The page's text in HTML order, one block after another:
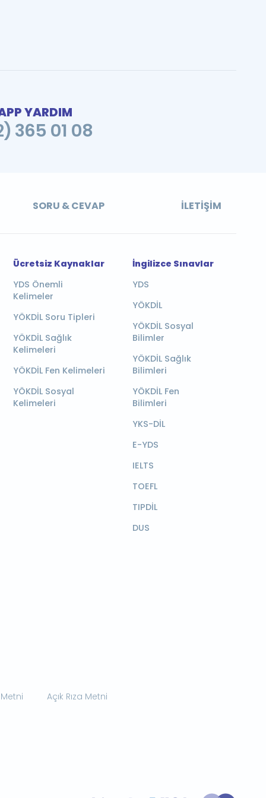
YARDIM
365 01 08
SORU & CEVAP İLETIŞIM
Ücretsiz Kaynaklar
YDS Önemli
Kelimeler
YÖKDİL Soru Tipleri
YÖKDİL Sağlık
Kelimeleri
YÖKDİL Fen Kelimeleri
YÖKDİL Sosyal
Kelimeleri
İngilizce Sınavlar
YDS
YÖKDİL
YÖKDİL Sosyal
Bilimler
YÖKDİL Sağlık
Bilimleri
YÖKDİL Fen
Bilimleri
YKS-DİL
E-YDS
IELTS
TOEFL
TIPDİL
DUS
Açık Rıza Metni